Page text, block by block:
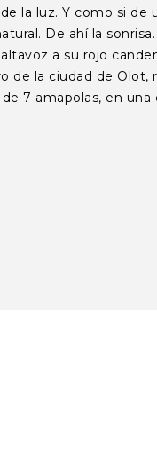
la luz. Y como si
De ahí la
a su rojo
de la ciudad de
de 7 amapolas, en